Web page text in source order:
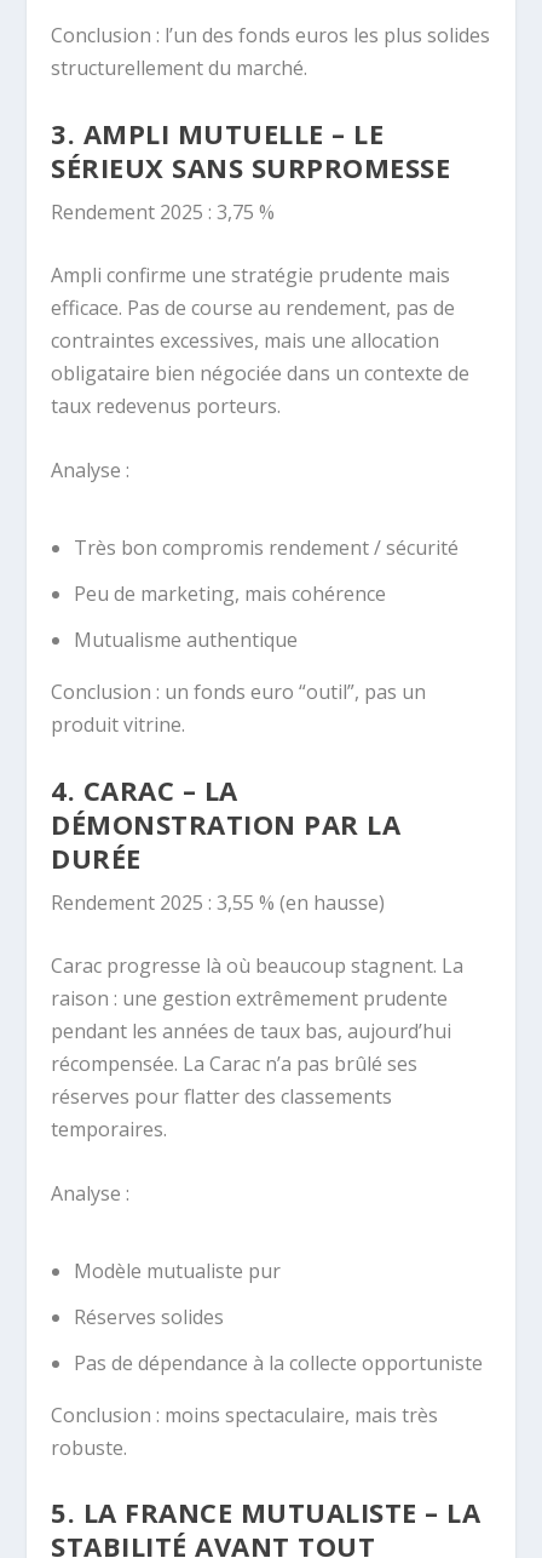
Conclusion : l’un des fonds euros les plus solides
structurellement du marché.
3. AMPLI MUTUELLE – LE
SÉRIEUX SANS SURPROMESSE
Rendement 2025 : 3,75 %
Ampli confirme une stratégie prudente mais
efficace. Pas de course au rendement, pas de
contraintes excessives, mais une allocation
obligataire bien négociée dans un contexte de
taux redevenus porteurs.
Analyse :
Très bon compromis rendement / sécurité
Peu de marketing, mais cohérence
Mutualisme authentique
Conclusion : un fonds euro “outil”, pas un
produit vitrine.
4. CARAC – LA
DÉMONSTRATION PAR LA
DURÉE
Rendement 2025 : 3,55 % (en hausse)
Carac progresse là où beaucoup stagnent. La
raison : une gestion extrêmement prudente
pendant les années de taux bas, aujourd’hui
récompensée. La Carac n’a pas brûlé ses
réserves pour flatter des classements
temporaires.
Analyse :
Modèle mutualiste pur
Réserves solides
Pas de dépendance à la collecte opportuniste
Conclusion : moins spectaculaire, mais très
robuste.
5. LA FRANCE MUTUALISTE – LA
STABILITÉ AVANT TOUT